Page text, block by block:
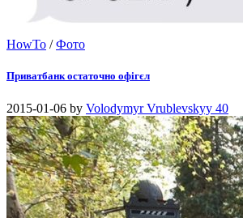
HowTo /Фото
Приватбанк остаточно офігєл
2015-01-06 by Volodymyr Vrublevskyy 40